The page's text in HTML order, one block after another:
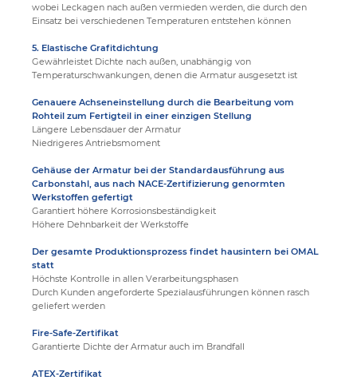
wobei Leckagen nach außen vermieden werden, die durch den
Einsatz bei verschiedenen Temperaturen entstehen können
5. Elastische Grafitdichtung
Gewährleistet Dichte nach außen, unabhängig von
Temperaturschwankungen, denen die Armatur ausgesetzt ist
Genauere Achseneinstellung durch die Bearbeitung vom
Rohteil zum Fertigteil in einer einzigen Stellung
Längere Lebensdauer der Armatur
Niedrigeres Antriebsmoment
Gehäuse der Armatur bei der Standardausführung aus
Carbonstahl, aus nach NACE-Zertifizierung genormten
Werkstoffen gefertigt
Garantiert höhere Korrosionsbeständigkeit
Höhere Dehnbarkeit der Werkstoffe
Der gesamte Produktionsprozess findet hausintern bei OMAL
statt
Höchste Kontrolle in allen Verarbeitungsphasen
Durch Kunden angeforderte Spezialausführungen können rasch
geliefert werden
Fire-Safe-Zertifikat
Garantierte Dichte der Armatur auch im Brandfall
ATEX-Zertifikat